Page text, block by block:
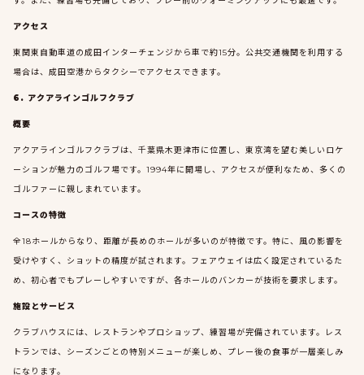
アクセス
東関東自動車道の成田インターチェンジから車で約15分。公共交通機関を利用する
場合は、成田空港からタクシーでアクセスできます。
6. アクアラインゴルフクラブ
概要
アクアラインゴルフクラブは、千葉県木更津市に位置し、東京湾を望む美しいロケ
ーションが魅力のゴルフ場です。1994年に開場し、アクセスが便利なため、多くの
ゴルファーに親しまれています。
コースの特徴
全18ホールからなり、距離が長めのホールが多いのが特徴です。特に、風の影響を
受けやすく、ショットの精度が試されます。フェアウェイは広く設定されているた
め、初心者でもプレーしやすいですが、各ホールのバンカーが技術を要求します。
施設とサービス
クラブハウスには、レストランやプロショップ、練習場が完備されています。レス
トランでは、シーズンごとの特別メニューが楽しめ、プレー後の食事が一層楽しみ
になります。